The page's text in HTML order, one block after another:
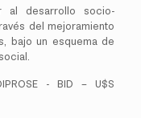
al desarrollo socio-
del mejoramiento
bajo un esquema de
- BID – U$S